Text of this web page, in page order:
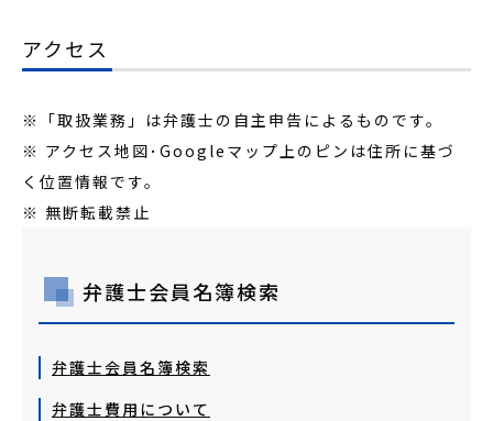
アクセス
※「取扱業務」は弁護士の自主申告によるものです。
※ アクセス地図･Googleマップ上のピンは住所に基づ
く位置情報です。
※ 無断転載禁止
弁護士会員名簿検索
弁護士会員名簿検索
弁護士費用について